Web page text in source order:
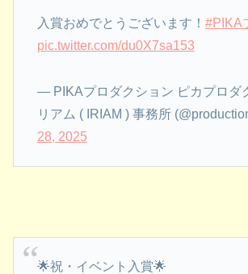
入賞おめでとうございます！ #PIKA
pic.twitter.com/du0X7sa153
— PIKAプロダクション ピカプロダ
リアム ( IRIAM ) 事務所
28, 2025
🌟祝・イベント入賞🌟